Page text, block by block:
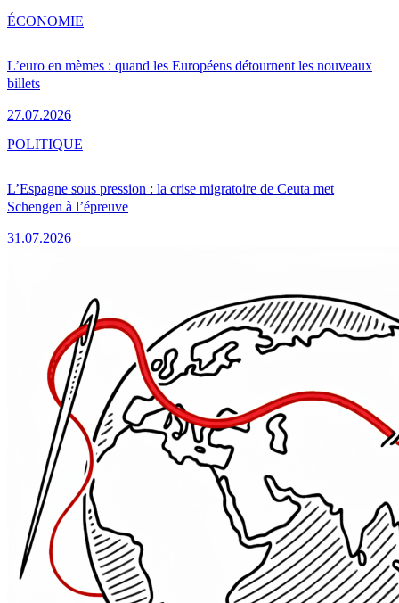
L’euro en mèmes : quand les Européens détournent les nouveaux
billets
27.07.2026
ÉCONOMIE
L’Espagne sous pression : la crise migratoire de Ceuta met
Schengen à l’épreuve
31.07.2026
POLITIQUE